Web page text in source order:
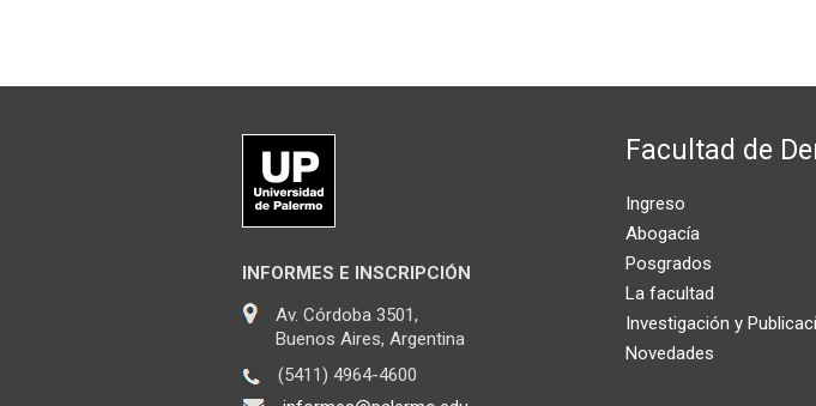
INFORMES E INSCRIPCIÓN
Av. Córdoba 3501,
Buenos Aires, Argentina
(5411) 4964-4600
Facultad de
Ingreso
Abogacía
Posgrados
La facultad
Investigación y
Novedades